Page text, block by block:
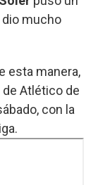
dio mucho
esta manera,
Atlético de
con la